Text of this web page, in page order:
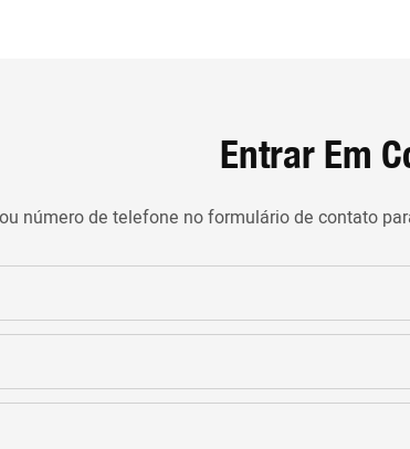
Entrar Em
número de telefone no formulário de contato